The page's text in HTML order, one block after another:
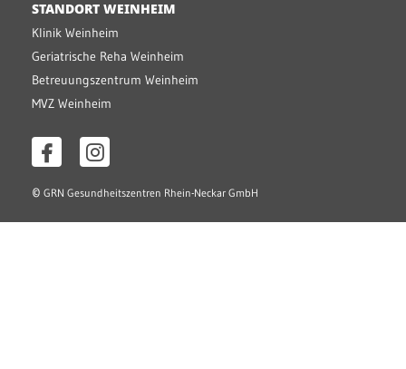
STANDORT WEINHEIM
Klinik Weinheim
Geriatrische Reha Weinheim
Betreuungszentrum Weinheim
MVZ Weinheim
© GRN Gesundheitszentren Rhein-Neckar GmbH